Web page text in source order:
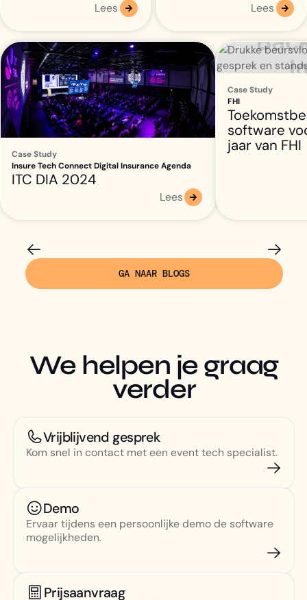
Lees Lees
Case Study
Insure Tech Connect Digital Insurance Agenda
​ITC DIA 2024
Lees
Case Study
FHI
software
jaar van FHI
GA NAAR BLOGS
We helpen je graag
verder
Vrijblijvend gesprek
Kom snel in contact met een event tech specialist.
Demo
Ervaar tijdens een persoonlijke demo de software
mogelijkheden.
Prijsaanvraag